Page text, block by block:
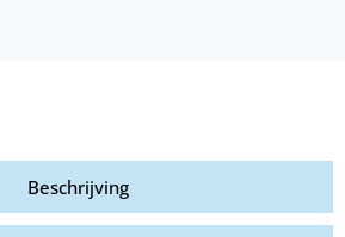
Beschrijving